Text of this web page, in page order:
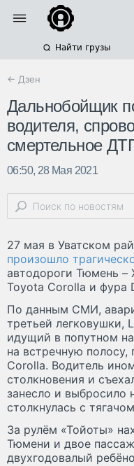
Найти грузы
← Дзен
Дальнобойщик
водителя,
смертельное
06:50, 28 Мая 2021
27 мая в Уватском
произошло
автодороги Тюмень –
Toyota Corolla и фура
По данным СМИ,
третьей легковушки,
идущий в попутном
на встречную полосу,
Corolla. Водитель
столкновения и
занесло и выбросило
столкнулась с
За рулём «Тойоты»
Тюмени и двое
двухгодовалый